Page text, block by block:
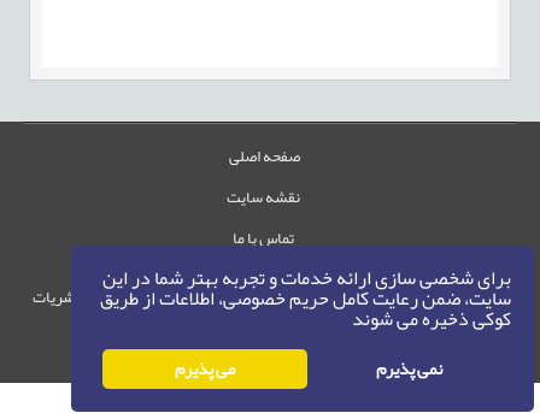
برای شخصی سازی ارائه خدمات و تجربه بهتر شما در این
سایت، ضمن رعایت کامل حریم خصوصی، اطلاعات از طریق
کوکی ذخیره می شوند
نمی پذیرم می پذیرم
صفحه اصلی
نقشه سایت
تماس با ما
حقوق این وب‌سایت متعلق به سامانه مدیریت نشریات
حق نشر 1405-1396